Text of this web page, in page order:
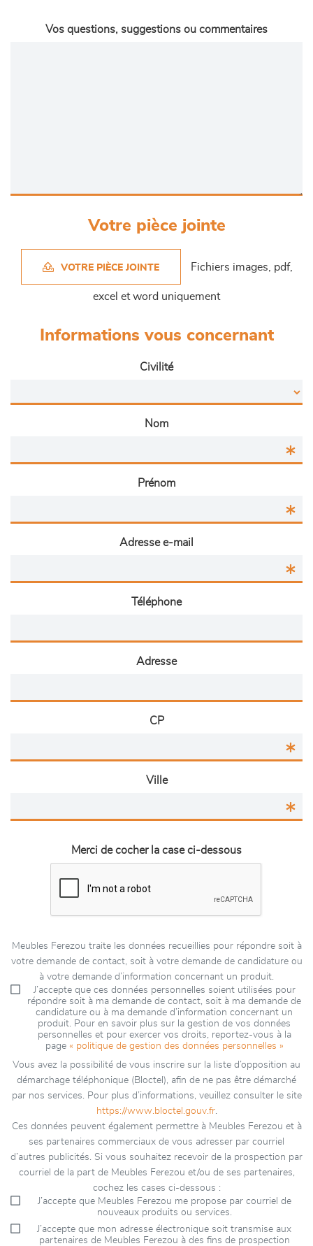
Vos questions, suggestions ou commentaires
Votre pièce jointe
VOTRE PIÈCE JOINTE Fichiers images, pdf,
excel et word uniquement
Informations vous concernant
Civilité
Nom
Prénom
Adresse e-mail
Téléphone
Adresse
CP
Ville
Merci de cocher la case ci-dessous
Meubles Ferezou traite les données recueillies pour répondre soit à
votre demande de contact, soit à votre demande de candidature ou
à votre demande d’information concernant un produit.
J’accepte que ces données personnelles soient utilisées pour
répondre soit à ma demande de contact, soit à ma demande de
candidature ou à ma demande d’information concernant un
produit. Pour en savoir plus sur la gestion de vos données
personnelles et pour exercer vos droits, reportez-vous à la
page « politique de gestion des données personnelles »
Vous avez la possibilité de vous inscrire sur la liste d’opposition au
démarchage téléphonique (Bloctel), afin de ne pas être démarché
par nos services. Pour plus d’informations, veuillez consulter le site
https://www.bloctel.gouv.fr.
Ces données peuvent également permettre à Meubles Ferezou et à
ses partenaires commerciaux de vous adresser par courriel
d’autres publicités. Si vous souhaitez recevoir de la prospection par
courriel de la part de Meubles Ferezou et/ou de ses partenaires,
cochez les cases ci-dessous :
J’accepte que Meubles Ferezou me propose par courriel de
nouveaux produits ou services.
J’accepte que mon adresse électronique soit transmise aux
partenaires de Meubles Ferezou à des fins de prospection